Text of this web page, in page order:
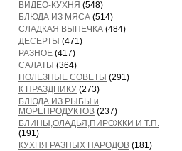
ВИДЕО-КУХНЯ (548)
БЛЮДА ИЗ МЯСА (514)
СЛАДКАЯ ВЫПЕЧКА (484)
ДЕСЕРТЫ (471)
РАЗНОЕ (417)
САЛАТЫ (364)
ПОЛЕЗНЫЕ СОВЕТЫ (291)
К ПРАЗДНИКУ (273)
БЛЮДА ИЗ РЫБЫ и
МОРЕПРОДУКТОВ (237)
БЛИНЫ,ОЛАДЬЯ,ПИРОЖКИ И Т.П.
(191)
КУХНЯ РАЗНЫХ НАРОДОВ (181)